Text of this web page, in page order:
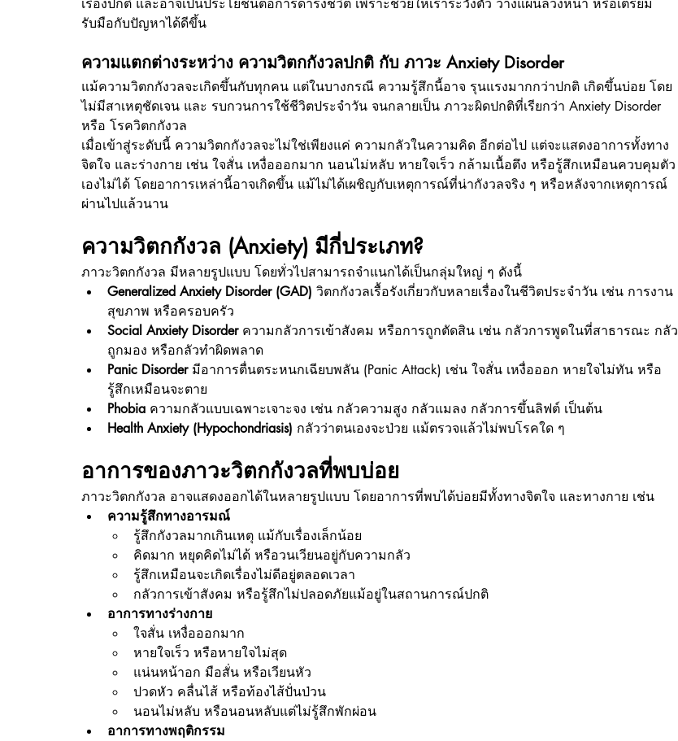
เรื่องปกติ และอาจเป็นประโยชน์ต่อการดำรงชีวิต เพราะช่วยให้เราระวังตัว วางแผนล่วงหน้า หรือเตรียม
รับมือกับปัญหาได้ดีขึ้น
ความแตกต่างระหว่าง ความวิตกกังวลปกติ กับ ภาวะ Anxiety Disorder
แม้ความวิตกกังวลจะเกิดขึ้นกับทุกคน แต่ในบางกรณี ความรู้สึกนี้อาจ รุนแรงมากกว่าปกติ เกิดขึ้นบ่อย โดย
ไม่มีสาเหตุชัดเจน และ รบกวนการใช้ชีวิตประจำวัน จนกลายเป็น ภาวะผิดปกติที่เรียกว่า Anxiety Disorder
หรือ โรควิตกกังวล
เมื่อเข้าสู่ระดับนี้ ความวิตกกังวลจะไม่ใช่เพียงแค่ ความกลัวในความคิด อีกต่อไป แต่จะแสดงอาการทั้งทาง
จิตใจ และร่างกาย เช่น ใจสั่น เหงื่อออกมาก นอนไม่หลับ หายใจเร็ว กล้ามเนื้อตึง หรือรู้สึกเหมือนควบคุมตัว
เองไม่ได้ โดยอาการเหล่านี้อาจเกิดขึ้น แม้ไม่ได้เผชิญกับเหตุการณ์ที่น่ากังวลจริง ๆ หรือหลังจากเหตุการณ์
ผ่านไปแล้วนาน
ความวิตกกังวล (Anxiety) มีกี่ประเภท?
ภาวะวิตกกังวล มีหลายรูปแบบ โดยทั่วไปสามารถจำแนกได้เป็นกลุ่มใหญ่ ๆ ดังนี้
Generalized Anxiety Disorder (GAD) วิตกกังวลเรื้อรังเกี่ยวกับหลายเรื่องในชีวิตประจำวัน เช่น การงาน
สุขภาพ หรือครอบครัว
Social Anxiety Disorder ความกลัวการเข้าสังคม หรือการถูกตัดสิน เช่น กลัวการพูดในที่สาธารณะ กลัว
ถูกมอง หรือกลัวทำผิดพลาด
Panic Disorder มีอาการตื่นตระหนกเฉียบพลัน (Panic Attack) เช่น ใจสั่น เหงื่อออก หายใจไม่ทัน หรือ
รู้สึกเหมือนจะตาย
Phobia ความกลัวแบบเฉพาะเจาะจง เช่น กลัวความสูง กลัวแมลง กลัวการขึ้นลิฟต์ เป็นต้น
Health Anxiety (Hypochondriasis) กลัวว่าตนเองจะป่วย แม้ตรวจแล้วไม่พบโรคใด ๆ
อาการของภาวะวิตกกังวลที่พบบ่อย
ภาวะวิตกกังวล อาจแสดงออกได้ในหลายรูปแบบ โดยอาการที่พบได้บ่อยมีทั้งทางจิตใจ และทางกาย เช่น
ความรู้สึกทางอารมณ์
รู้สึกกังวลมากเกินเหตุ แม้กับเรื่องเล็กน้อย
คิดมาก หยุดคิดไม่ได้ หรือวนเวียนอยู่กับความกลัว
รู้สึกเหมือนจะเกิดเรื่องไม่ดีอยู่ตลอดเวลา
กลัวการเข้าสังคม หรือรู้สึกไม่ปลอดภัยแม้อยู่ในสถานการณ์ปกติ
อาการทางร่างกาย
ใจสั่น เหงื่อออกมาก
หายใจเร็ว หรือหายใจไม่สุด
แน่นหน้าอก มือสั่น หรือเวียนหัว
ปวดหัว คลื่นไส้ หรือท้องไส้ปั่นป่วน
นอนไม่หลับ หรือนอนหลับแต่ไม่รู้สึกพักผ่อน
อาการทางพฤติกรรม